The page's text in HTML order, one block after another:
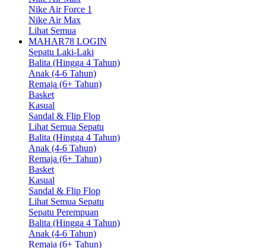
Nike Air Force 1
Nike Air Max
Lihat Semua
MAHAR78 LOGIN
Sepatu Laki-Laki
Balita (Hingga 4 Tahun)
Anak (4-6 Tahun)
Remaja (6+ Tahun)
Basket
Kasual
Sandal & Flip Flop
Lihat Semua Sepatu
Balita (Hingga 4 Tahun)
Anak (4-6 Tahun)
Remaja (6+ Tahun)
Basket
Kasual
Sandal & Flip Flop
Lihat Semua Sepatu
Sepatu Perempuan
Balita (Hingga 4 Tahun)
Anak (4-6 Tahun)
Remaja (6+ Tahun)